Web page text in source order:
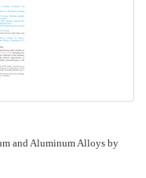
and Aluminum Alloys by